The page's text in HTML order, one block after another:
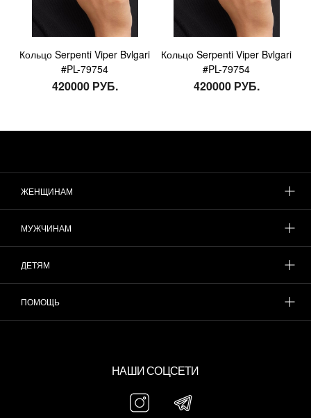
Кольцо Serpenti Viper Bvlgari
#PL-79754
420000 РУБ.
Кольцо Serpenti Viper Bvlgari
#PL-79754
420000 РУБ.
ЖЕНЩИНАМ
МУЖЧИНАМ
ДЕТЯМ
ПОМОЩЬ
НАШИ СОЦСЕТИ